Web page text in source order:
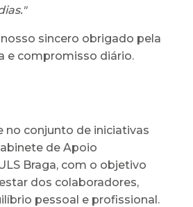
sincero obrigado pela
e compromisso diário.
no conjunto de iniciativas
de Apoio
Braga, com o objetivo
dos colaboradores,
pessoal e profissional.